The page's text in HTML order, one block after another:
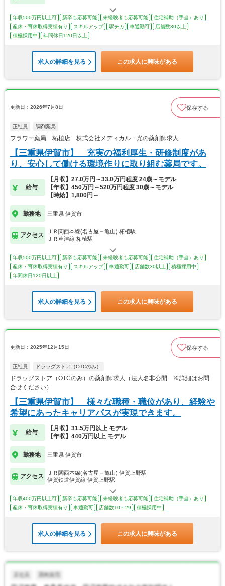
年収500万円以上可 新卒も応募可能 未経験者も応募可能
住宅補助（手当）あり
産休・育休取得実績有り
スキルアップ 駅チカ 車通勤可
店舗数30以上
積極採用中
年間休日120日以上
求人の詳細を見る この求人に興味がある
更新日：2026年7月8日 保存する
正社員 調剤薬局
フラワー薬局 柘植店 株式会社メディカル一光の薬剤師求人
【三重県伊賀市】 充実の福利厚生・研修制度があ
り、安心して働ける環境作りに取り組む薬局です。
給与
【月収】27.0万円～33.0万円程度 24歳～モデル
【年収】450万円～520万円程度 30歳～モデル
【時給】1,800円～
勤務地 三重県 伊賀市
アクセス
ＪＲ関西本線(名古屋－亀山) 柘植駅
ＪＲ草津線 柘植駅
年収500万円以上可 新卒も応募可能 未経験者も応募可能
住宅補助（手当）あり
産休・育休取得実績有り
スキルアップ 車通勤可 店舗数30以上
積極採用中
年間休日120日以上
求人の詳細を見る この求人に興味がある
更新日：2025年12月15日 保存する
正社員 ドラッグストア（OTCのみ）
ドラッグストア（OTCのみ）の薬剤師求人（法人名非公開 ※詳細はお問
合せください）
【三重県伊賀市】 様々な職種・職位があり、経験や
希望にあったキャリアパスが実現できます。
給与
【月収】31.5万円以上 モデル
【年収】440万円以上 モデル
勤務地 三重県 伊賀市
アクセス
ＪＲ関西本線(名古屋－亀山) 伊賀上野駅
伊賀鉄道伊賀線 伊賀上野駅
年収400万円以上可 新卒も応募可能 未経験者も応募可能
住宅補助（手当）あり
産休・育休取得実績有り
車通勤可 店舗数10～29 積極採用中
求人の詳細を見る この求人に興味がある